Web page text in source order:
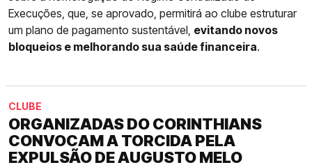
Execuções, que, se aprovado, permitirá ao clube estruturar
um plano de pagamento sustentável, evitando novos
bloqueios e melhorando sua saúde financeira.
CLUBE
ORGANIZADAS DO CORINTHIANS
CONVOCAM A TORCIDA PELA
EXPULSÃO DE AUGUSTO MELO